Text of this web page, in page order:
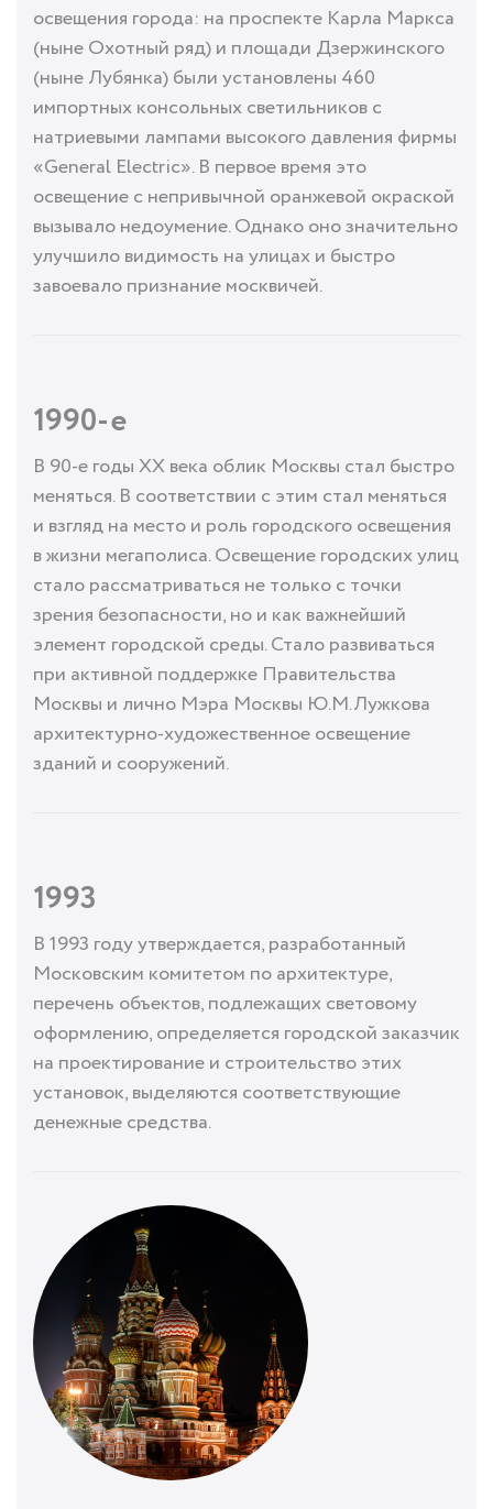
освещения города: на проспекте Карла Маркса
(ныне Охотный ряд) и площади Дзержинского
(ныне Лубянка) были установлены 460
импортных консольных светильников с
натриевыми лампами высокого давления фирмы
«General Electric». В первое время это
освещение с непривычной оранжевой окраской
вызывало недоумение. Однако оно значительно
улучшило видимость на улицах и быстро
завоевало признание москвичей.
1990-е
В 90-е годы ХХ века облик Москвы стал быстро
меняться. В соответствии с этим стал меняться
и взгляд на место и роль городского освещения
в жизни мегаполиса. Освещение городских улиц
стало рассматриваться не только с точки
зрения безопасности, но и как важнейший
элемент городской среды. Стало развиваться
при активной поддержке Правительства
Москвы и лично Мэра Москвы Ю.М.Лужкова
архитектурно-художественное освещение
зданий и сооружений.
1993
В 1993 году утверждается, разработанный
Московским комитетом по архитектуре,
перечень объектов, подлежащих световому
оформлению, определяется городской заказчик
на проектирование и строительство этих
установок, выделяются соответствующие
денежные средства.